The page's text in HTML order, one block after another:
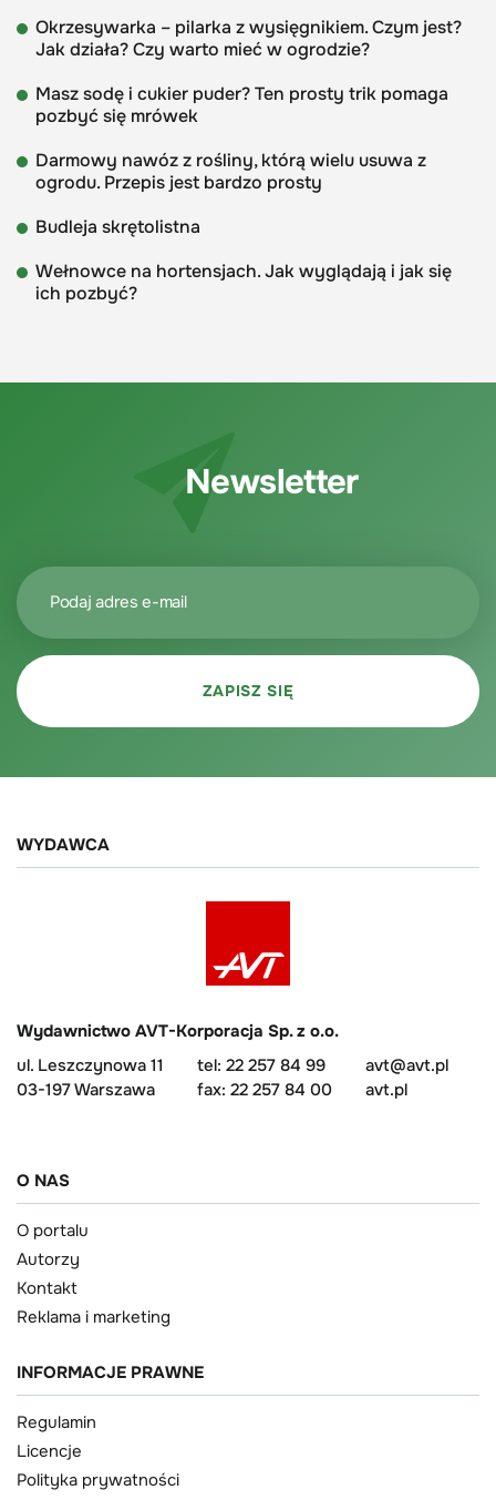
Okrzesywarka – pilarka z wysięgnikiem. Czym jest?
Jak działa? Czy warto mieć w ogrodzie?
Masz sodę i cukier puder? Ten prosty trik pomaga
pozbyć się mrówek
Darmowy nawóz z rośliny, którą wielu usuwa z
ogrodu. Przepis jest bardzo prosty
Budleja skrętolistna
Wełnowce na hortensjach. Jak wyglądają i jak się
ich pozbyć?
Newsletter
WYDAWCA
Wydawnictwo AVT-Korporacja Sp. z o.o.
ul. Leszczynowa 11
03-197 Warszawa
tel: 22 257 84 99
fax: 22 257 84 00
avt@avt.pl
avt.pl
O NAS
O portalu
Autorzy
Kontakt
Reklama i marketing
INFORMACJE PRAWNE
Regulamin
Licencje
Polityka prywatności